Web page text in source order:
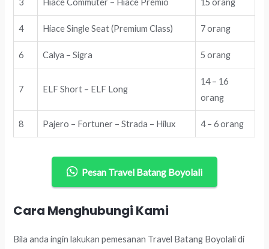
3 Hiace Commuter – Hiace Premio 15 orang
4 Hiace Single Seat (Premium Class) 7 orang
6 Calya – Sigra 5 orang
7 ELF Short – ELF Long
14 – 16
orang
8 Pajero – Fortuner – Strada – Hilux 4 – 6 orang
Pesan Travel Batang Boyolali
Cara Menghubungi Kami
Bila anda ingin lakukan pemesanan Travel Batang Boyolali di